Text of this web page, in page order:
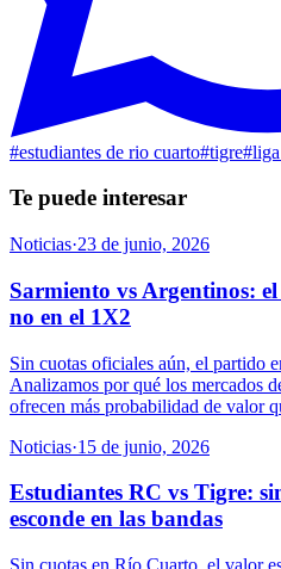
#estudiantes de rio cuarto#tigre#
Te puede interesar
Noticias·23 de junio, 2026
Sarmiento vs Argentinos:
no en el 1X2
Sin cuotas oficiales aún, el partido
Analizamos por qué los mercados
ofrecen más probabilidad de valor
Noticias·15 de junio, 2026
Estudiantes RC vs Tigre:
esconde en las bandas
Sin cuotas en Río Cuarto, el valor